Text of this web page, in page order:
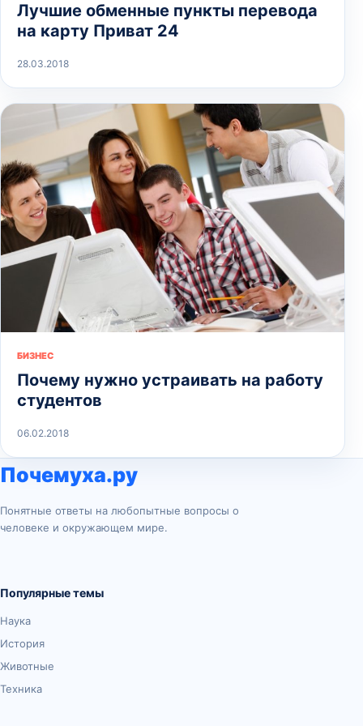
Лучшие обменные пункты перевода
на карту Приват 24
28.03.2018
БИЗНЕС
Почему нужно устраивать на работу
студентов
06.02.2018
Почемуха.ру
Понятные ответы на любопытные вопросы о
человеке и окружающем мире.
Популярные темы
Наука
История
Животные
Техника